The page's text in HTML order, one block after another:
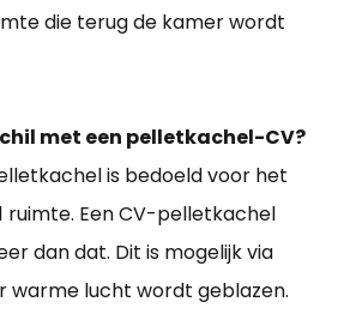
die terug de kamer wordt
met een pelletkachel-CV?
is bedoeld voor het
ruimte. Een CV-pelletkachel
dan dat. Dit is mogelijk via
warme lucht wordt geblazen.